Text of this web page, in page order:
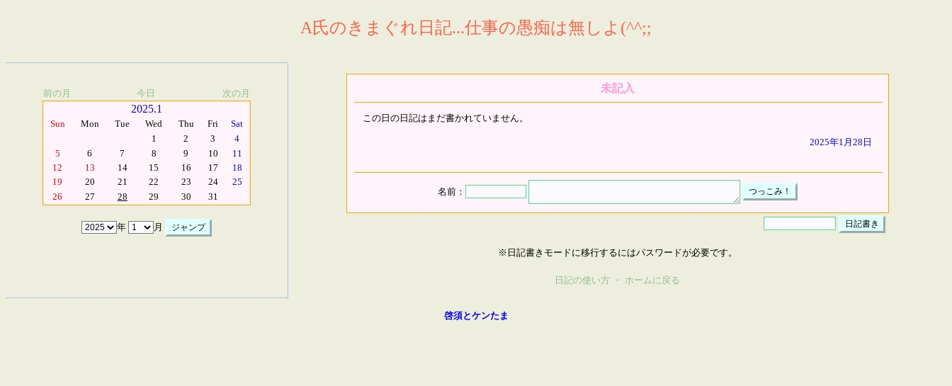
A氏のきまぐれ日記...仕事の愚痴は無しよ(^^;;
前の月 今日 次の月
2025.1
Sun Mon Tue Wed Thu Fri
Sat
1
2 3
4
5
6 7 8 9 10
11
12
13 14 15 16 17
18
19
20 21 22 23 24
25
26
27 28 29 30 31
年 月
未記入
この日の日記はまだ書かれていません。
2025年1月28日
名前：
※日記書きモードに移行するにはパスワードが必要です。
日記の使い方 ・ ホームに戻る
啓須とケンたま